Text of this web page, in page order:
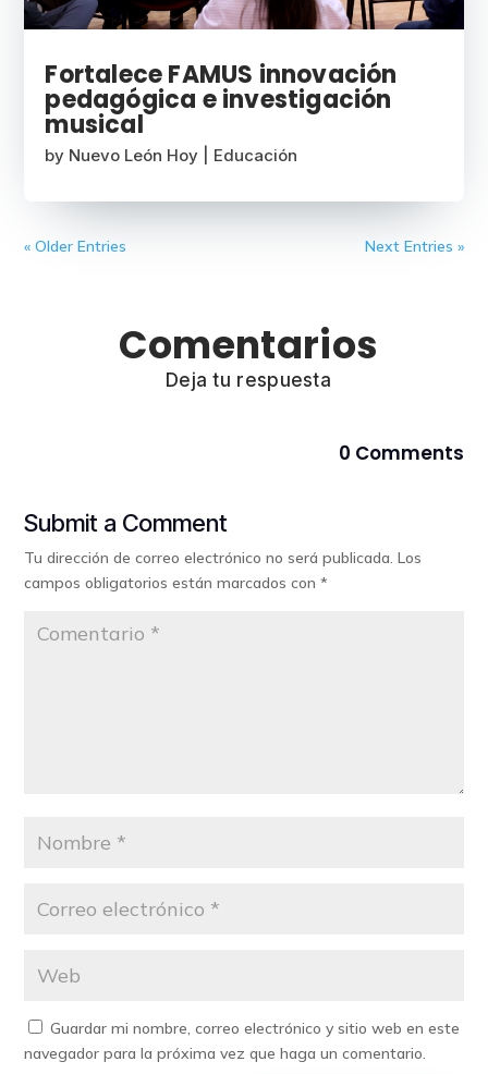
Fortalece FAMUS innovación
pedagógica e investigación
musical
by Nuevo León Hoy Educación
« Older Entries Next Entries »
Comentarios
Deja tu respuesta
0 Comments
Submit a Comment
Tu dirección de correo electrónico no será publicada. Los
campos obligatorios están marcados con*
Guardar mi nombre, correo electrónico y sitio web en este
navegador para la próxima vez que haga un comentario.